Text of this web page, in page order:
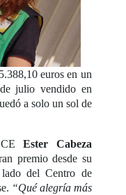
euros en un
julio vendido en
a solo un sol de
Ester Cabeza
premio desde su
del Centro de
“Qué alegría más